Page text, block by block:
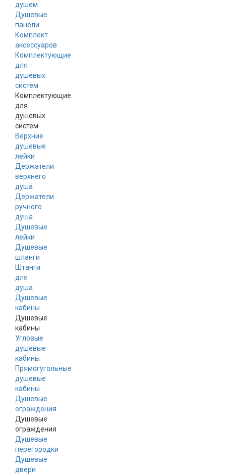
душем
Душевые
панели
Комплект
аксессуаров
Комплектующие
для
душевых
систем
Комплектующие
для
душевых
систем
Верхние
душевые
лейки
Держатели
верхнего
душа
Держатели
ручного
душа
Душевые
лейки
Душевые
шланги
Штанги
для
душа
Душевые
кабины
Душевые
кабины
Угловые
душевые
кабины
Прямогугольные
душевые
кабины
Душевые
ограждения
Душевые
ограждения
Душевые
перегородки
Душевые
двери